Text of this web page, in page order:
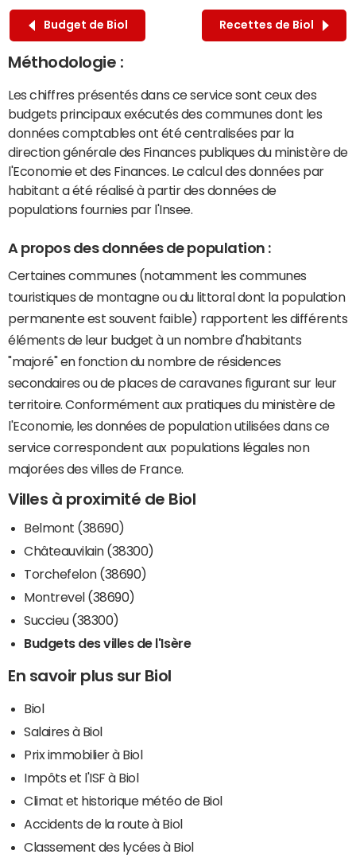
Budget de Biol Recettes de Biol
Méthodologie :
Les chiffres présentés dans ce service sont ceux des
budgets principaux exécutés des communes dont les
données comptables ont été centralisées par la
direction générale des Finances publiques du ministère de
l'Economie et des Finances. Le calcul des données par
habitant a été réalisé à partir des données de
populations fournies par l'Insee.
A propos des données de population :
Certaines communes (notamment les communes
touristiques de montagne ou du littoral dont la population
permanente est souvent faible) rapportent les différents
éléments de leur budget à un nombre d'habitants
"majoré" en fonction du nombre de résidences
secondaires ou de places de caravanes figurant sur leur
territoire. Conformément aux pratiques du ministère de
l'Economie, les données de population utilisées dans ce
service correspondent aux populations légales non
majorées des villes de France.
Villes à proximité de Biol
Belmont (38690)
Châteauvilain (38300)
Torchefelon (38690)
Montrevel (38690)
Succieu (38300)
Budgets des villes de l'Isère
En savoir plus sur Biol
Biol
Salaires à Biol
Prix immobilier à Biol
Impôts et l'ISF à Biol
Climat et historique météo de Biol
Accidents de la route à Biol
Classement des lycées à Biol